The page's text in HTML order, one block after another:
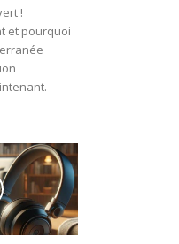
!
et pourquoi